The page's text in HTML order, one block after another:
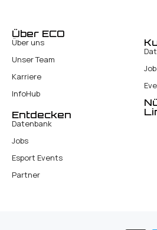
Über ECO
Über uns
Unser Team
Karriere
InfoHub
Entdecken
Datenbank
Jobs
Esport Events
Partner